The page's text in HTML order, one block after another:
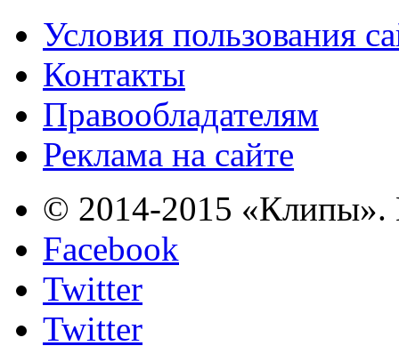
Условия пользования
Контакты
Правообладателям
Реклама на сайте
© 2014-2015 «Клипы».
Facebook
Twitter
Twitter